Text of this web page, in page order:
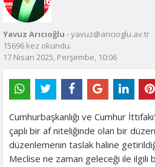
Yavuz Arıcıoğlu - yavuz@aricioglu.av.tr
15696 kez okundu.
17 Nisan 2025, Perşembe, 10:06
Cumhurbaşkanlığı ve Cumhur
çaplı bir af niteliğinde olan bir
düzenlemenin taslak haline
Meclise ne zaman geleceği ile ilgili